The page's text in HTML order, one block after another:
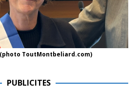
ToutMontbeliard.com)
PUBLICITES